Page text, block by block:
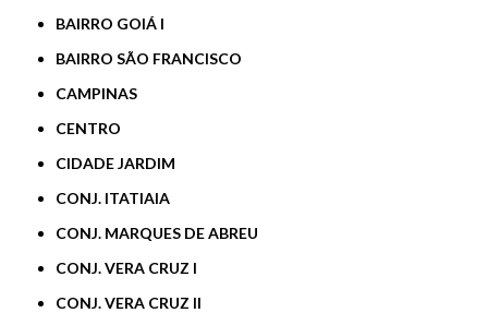
BAIRRO GOIÁ I
BAIRRO SÃO FRANCISCO
CAMPINAS
CENTRO
CIDADE JARDIM
CONJ. ITATIAIA
CONJ. MARQUES DE ABREU
CONJ. VERA CRUZ I
CONJ. VERA CRUZ II